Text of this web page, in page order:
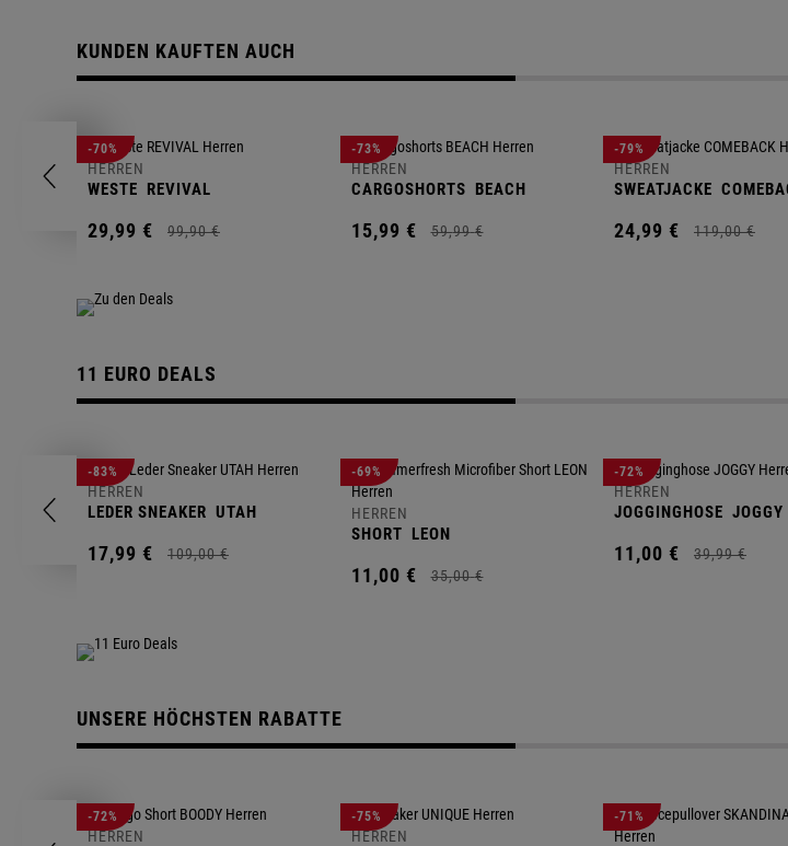
KUNDEN KAUFTEN AUCH
-70%
HERREN
WESTE REVIVAL
29,99 € 99,90 €
-73%
HERREN
CARGOSHORTS BEACH
15,99 € 59,99 €
-79%
HERREN
SWEATJACKE
24,99 € 119,00 €
11 EURO DEALS
-83%
HERREN
LEDER SNEAKER UTAH
17,99 € 109,00 €
-69%
HERREN
SHORT LEON
11,00 € 35,00 €
-72%
HERREN
JOGGINGHOSE JOGGY
11,00 € 39,99 €
UNSERE HÖCHSTEN RABATTE
-72%
HERREN
-75%
HERREN
-71%